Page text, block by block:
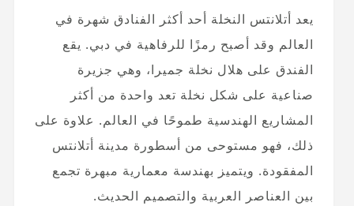
يعد أتلانتس النخلة أحد أكثر الفنادق شهرة في
العالم وقد أصبح رمزًا للرفاهية في دبي. يقع
الفندق على هلال نخلة جميرا، وهي جزيرة
صناعية على شكل نخلة تعد واحدة من أكثر
المشاريع الهندسية طموحًا في العالم. علاوة على
ذلك، فهو مستوحى من أسطورة مدينة أتلانتس
المفقودة. ويتميز بهندسة معمارية مبهرة تجمع
بين العناصر العربية والتصميم الحديث.